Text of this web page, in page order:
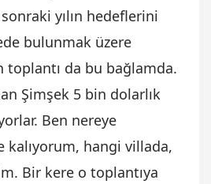
yılın hedeflerini
bulunmak üzere
toplantı da bu bağlamda.
Şimşek 5 bin dolarlık
Ben nereye
kalıyorum, hangi villada,
Bir kere o toplantıya